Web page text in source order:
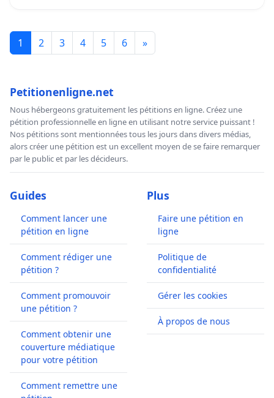
1 2 3 4 5 6 »
Petitionenligne.net
Nous hébergeons gratuitement les pétitions en ligne. Créez une
pétition professionnelle en ligne en utilisant notre service puissant !
Nos pétitions sont mentionnées tous les jours dans divers médias,
alors créer une pétition est un excellent moyen de se faire remarquer
par le public et par les décideurs.
Guides
Comment lancer une
pétition en ligne
Comment rédiger une
pétition ?
Comment promouvoir
une pétition ?
Comment obtenir une
couverture médiatique
pour votre pétition
Comment remettre une
Plus
Faire une pétition en
ligne
Politique de
confidentialité
Gérer les cookies
À propos de nous